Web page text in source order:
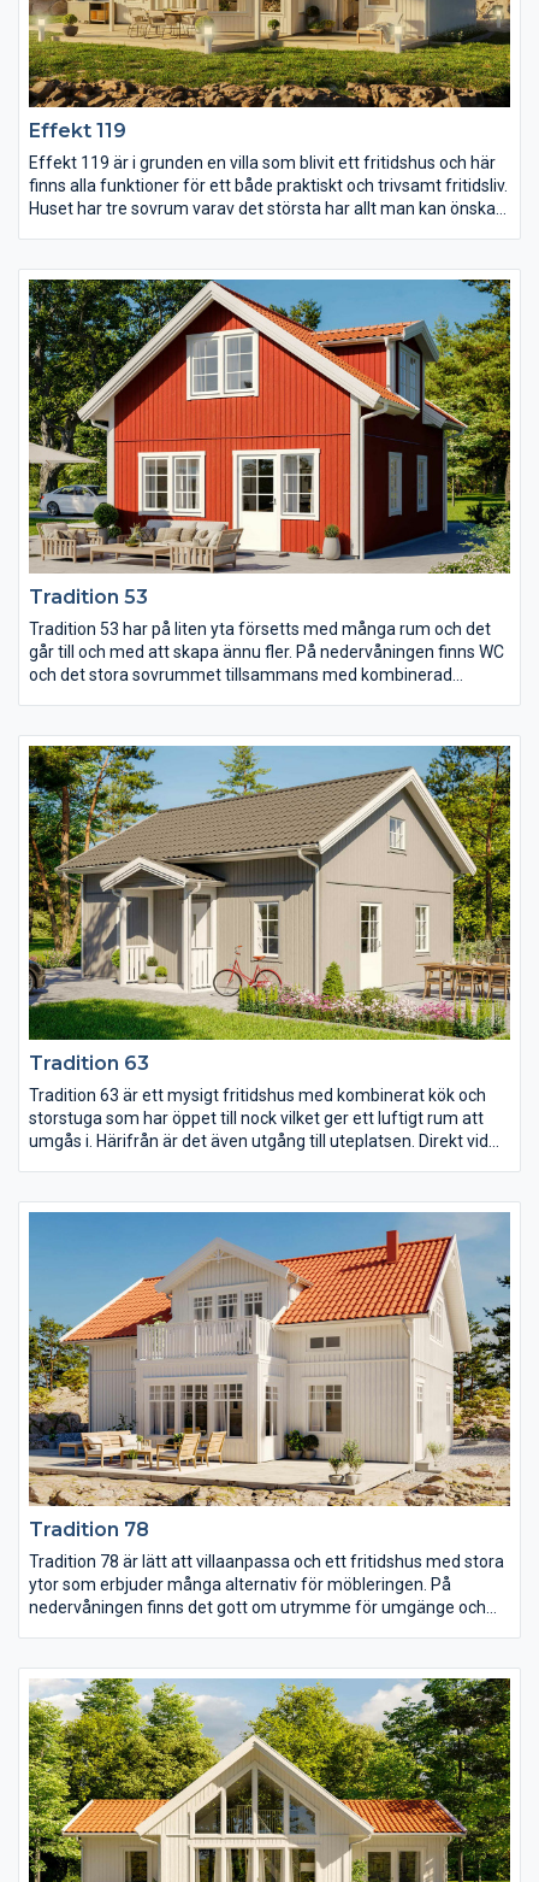
Effekt 119
Effekt 119 är i grunden en villa som blivit ett fritidshus och här
finns alla funktioner för ett både praktiskt och trivsamt fritidsliv.
Huset har tre sovrum varav det största har allt man kan önska
vilket tillsammans med den effektfulla spetsen med höga
fönsterpartier ger ett ljust rum med plats för många.
Tradition 53
Tradition 53 har på liten yta försetts med många rum och det
går till och med att skapa ännu fler. På nedervåningen finns WC
och det stora sovrummet tillsammans med kombinerad
Allrummet går dessutom att göra om till fler sovrum om så
önskas.
Tradition 63
Tradition 63 är ett mysigt fritidshus med kombinerat kök och
storstuga som har öppet till nock vilket ger ett luftigt rum att
umgås i. Härifrån är det även utgång till uteplatsen. Direkt vid
eller ett extra allrum.
Tradition 78
Tradition 78 är lätt att villaanpassa och ett fritidshus med stora
ytor som erbjuder många alternativ för möbleringen. På
nedervåningen finns det gott om utrymme för umgänge och
ha en ljus matplats. Här finns också separat WC och klädvård.
På övervåningen finns de tre sovrummen varav det stora fått
egen rymlig klädkammare. Mellan sovrummen finns även att
allrum och ännu ett WC och inte minst utgång till balkongen.